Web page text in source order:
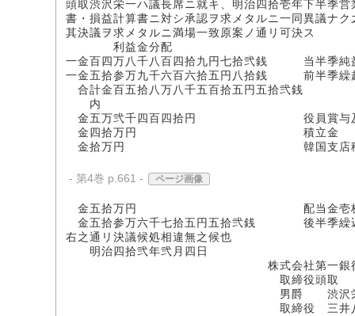
頭取渋沢栄一ハ議長席ニ就キ、明治四拾壱年下半季
書・損益計算書ニ対シ承認ヲ求メタルニ一同異議ナ
其決議ヲ求メタルニ満場一致原案ノ通リ可決ス
利益金分配
一金百四万八千八百四拾九円七拾弐銭 当半季純
一金五拾参万九千六百六拾五円八拾銭 前半季繰
合計金百五拾八万八千五百拾五円五拾弐銭
内
金五万弐千四百四拾円 役員賞与及行
金四拾万円 積立金
金拾万円 韓国支店積
- 第4巻 p.661 - ページ画像
金五拾万円 配当金壱株ニツキ金
金五拾参万六千七拾五円五拾弐銭 後半季繰
右之通リ決議候処相違無之候也
明治四拾弐年弐月四日
株式会社第一銀
取締役頭取
男爵 渋沢栄
取締役 三井八郎